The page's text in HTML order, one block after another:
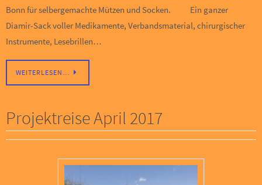
Bonn für selbergemachte Mützen und Socken. Ein ganzer
Diamir-Sack voller Medikamente, Verbandsmaterial, chirurgischer
Instrumente, Lesebrillen…
WEITERLESEN…
Projektreise April 2017